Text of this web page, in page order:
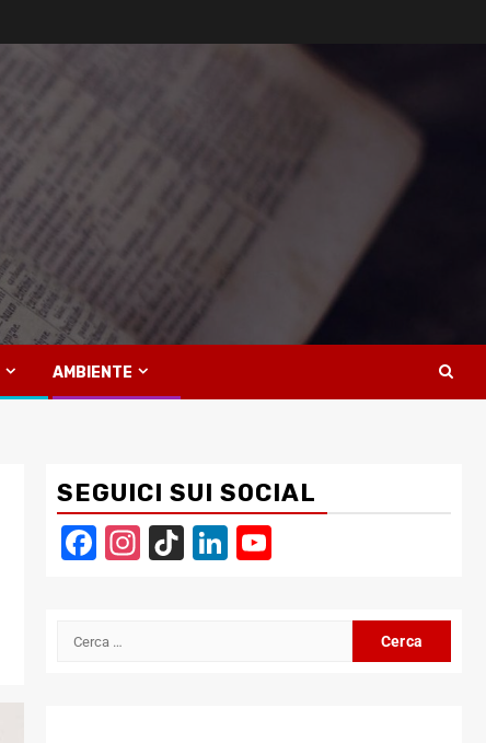
AMBIENTE
SEGUICI SUI SOCIAL
Facebook
Instagram
TikTokLinkedIn
Ricerca